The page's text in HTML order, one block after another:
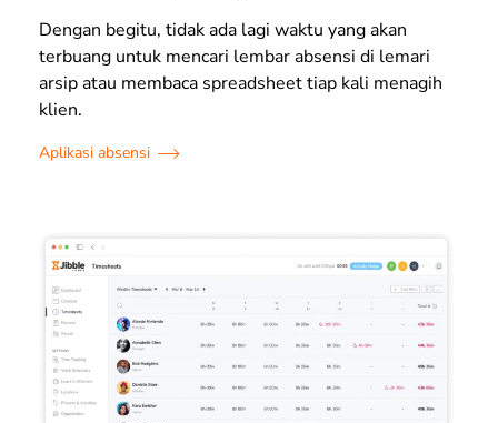
Dengan begitu, tidak ada lagi waktu yang akan
terbuang untuk mencari lembar absensi di lemari
arsip atau membaca spreadsheet tiap kali menagih
klien.
Aplikasi absensi